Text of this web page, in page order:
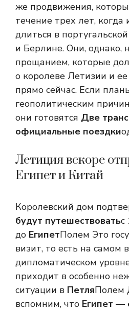
же продвижения,
течение трех лет, когда
длиться в
и Берлине. Они, однако,
прощанием, которые
о королеве Летизии и
прямо сейчас. Если
геополитическим
они готовятся Две
официальные поездки
Летиция вскоре
Египет и Китай
Королевский дом
будут путешествоватьс
до ЕгипетПолем Это
визит, то есть на самом
дипломатическом
приходит в особенно
ситуации в ПетляПолем
вспомним, что Египет —